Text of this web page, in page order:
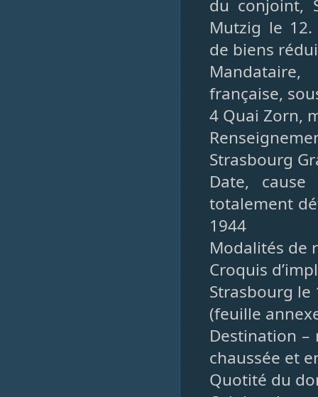
du conjoint,
Mutzig le
de biens
Mandataire,
française,
4 Quai Zorn,
Strasbourg
Date,
totalement
1944
Modalités de
Croquis
Strasbourg le
(feuille
Destination –
chaussée et
Quotité du